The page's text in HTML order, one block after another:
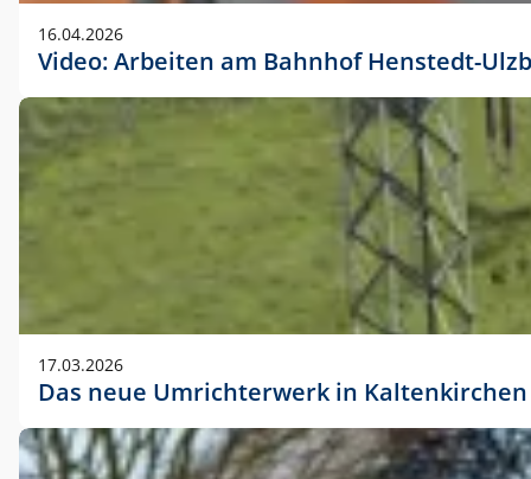
16.04.2026
Video: Arbeiten am Bahnhof Henstedt-
17.03.2026
Das neue Umrichterwerk in Kaltenkirchen